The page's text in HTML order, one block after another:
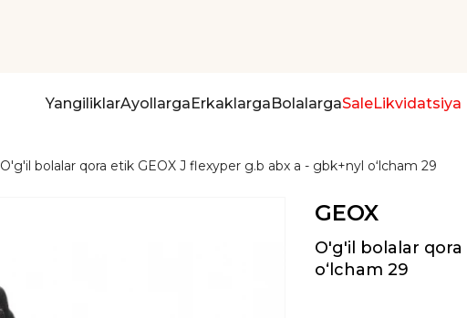
YangiliklarAyollargaErkaklargaBolalargaSaleLikvidatsiya
O'g'il bolalar qora etik GEOX J flexyper g.b abx a - gbk+nyl oʻlcham 29
GEOX
O'g'il bolalar qora
oʻlcham 29